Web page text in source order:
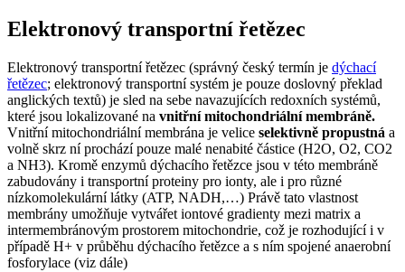
Elektronový transportní řetězec
Elektronový transportní řetězec (správný český termín je dýchací
řetězec; elektronový transportní systém je pouze doslovný překlad
anglických textů) je sled na sebe navazujících redoxních systémů,
které jsou lokalizované na vnitřní mitochondriální membráně.
Vnitřní mitochondriální membrána je velice selektivně propustná a
volně skrz ní prochází pouze malé nenabité částice (H2O, O2, CO2
a NH3). Kromě enzymů dýchacího řetězce jsou v této membráně
zabudovány i transportní proteiny pro ionty, ale i pro různé
nízkomolekulární látky (ATP, NADH,…) Právě tato vlastnost
membrány umožňuje vytvářet iontové gradienty mezi matrix a
intermembránovým prostorem mitochondrie, což je rozhodující i v
případě H+ v průběhu dýchacího řetězce a s ním spojené anaerobní
fosforylace (viz dále)